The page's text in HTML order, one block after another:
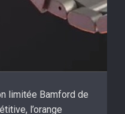
limitée Bamford de
l’orange